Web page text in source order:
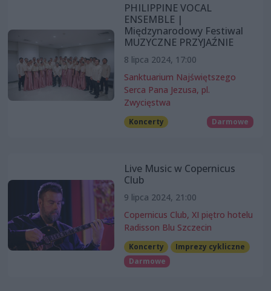
PHILIPPINE VOCAL
ENSEMBLE |
Międzynarodowy Festiwal
MUZYCZNE PRZYJAŹNIE
8 lipca 2024, 17:00
Sanktuarium Najświętszego
Serca Pana Jezusa, pl.
Zwycięstwa
Koncerty Darmowe
Live Music w Copernicus
Club
9 lipca 2024, 21:00
Copernicus Club, XI piętro hotelu
Radisson Blu Szczecin
Koncerty
Imprezy cykliczne
Darmowe